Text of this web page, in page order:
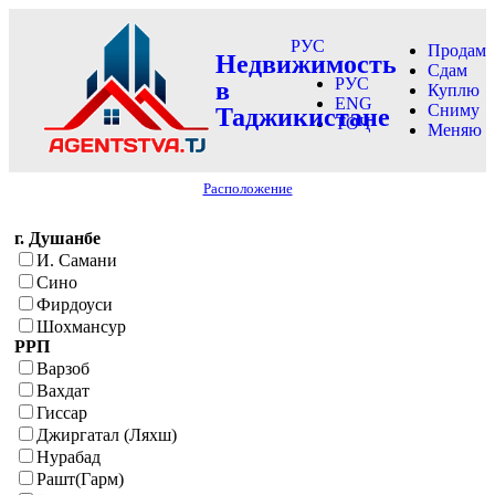
Недвижимость
в
Таджикистане
РУС
РУС
ENG
ТОҶ
Продам
Сдам
Куплю
Сниму
Меняю
Расположение
г. Душанбе
И. Самани
Сино
Фирдоуси
Шохмансур
РРП
Варзоб
Вахдат
Гиссар
Джиргатал (Ляхш)
Нурабад
Рашт(Гарм)